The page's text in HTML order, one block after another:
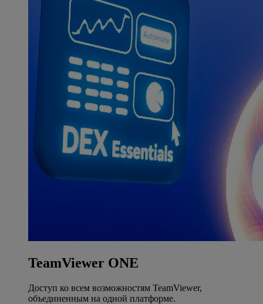
TeamViewer ONE
Доступ ко всем возможностям TeamViewer,
объединенным на одной платформе.